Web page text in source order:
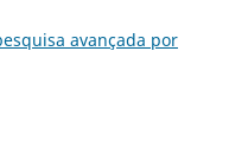
avançada por